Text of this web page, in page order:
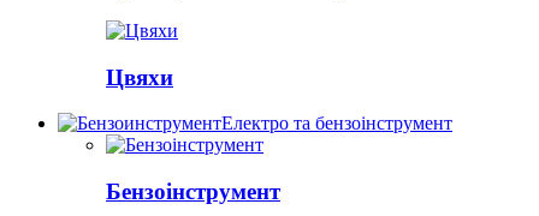
Цвяхи
Електро та бензоінструмент
Бензоінструмент